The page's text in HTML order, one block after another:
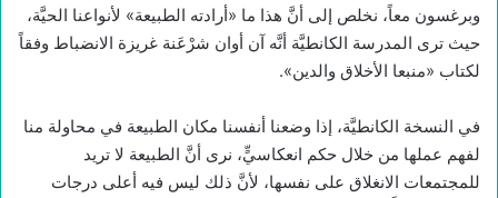
وبرغسون معاً، نخلص إلى أنَّ هذا ما «أرادته الطبيعة» لأنواعنا الحيَّة،
حيث ترى المدرسة الكانطيَّة أنَّه آن أوان شرْعَنة غريزة الانضباط وفقاً
لكتاب «منبعا الأخلاق والدين».
في النسخة الكانطيَّة، إذا وضعنا أنفسنا مكان الطبيعة في محاولة منا
لفهم عملها من خلال حكم انعكاسيٍّ، نرى أنَّ الطبيعة لا تريد
للمجتمعات الانغلاق على نفسها، لأنَّ ذلك ليس فيه أعلى درجات